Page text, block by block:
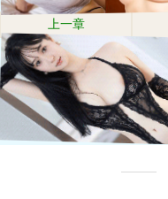
上一章